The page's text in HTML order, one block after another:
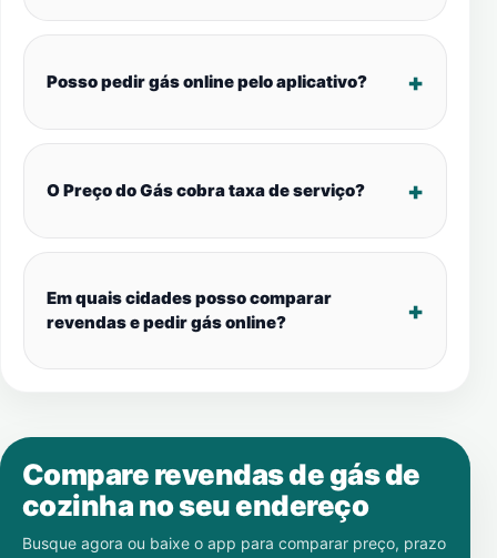
Posso pedir gás online pelo aplicativo?
O Preço do Gás cobra taxa de serviço?
Em quais cidades posso comparar
revendas e pedir gás online?
Compare revendas de gás de
cozinha no seu endereço
Busque agora ou baixe o app para comparar preço, prazo